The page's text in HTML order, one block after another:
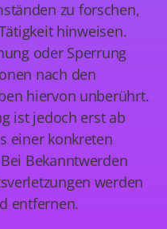
zu forschen,
hinweisen.
oder Sperrung
nach den
hiervon unberührt.
ist jedoch erst ab
einer konkreten
Bekanntwerden
werden
entfernen.